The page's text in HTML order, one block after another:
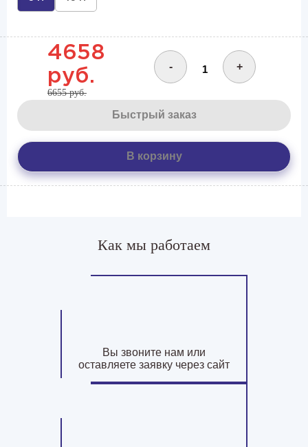
4658
руб.
6655 руб.
- +
Быстрый заказ
В корзину
Как мы работаем
Вы звоните нам или
оставляете заявку через сайт